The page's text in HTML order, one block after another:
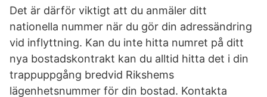
Det är därför viktigt att du anmäler ditt
nationella nummer när du gör din adressändring
vid inflyttning. Kan du inte hitta numret på ditt
nya bostadskontrakt kan du alltid hitta det i din
trappuppgång bredvid Rikshems
lägenhetsnummer för din bostad. Kontakta